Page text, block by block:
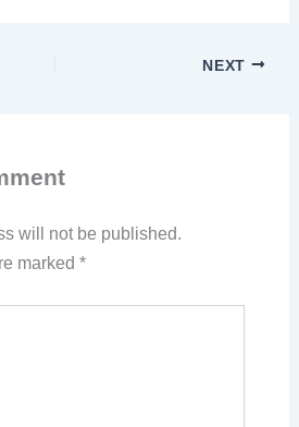
NEXT
will not be published.
marked *